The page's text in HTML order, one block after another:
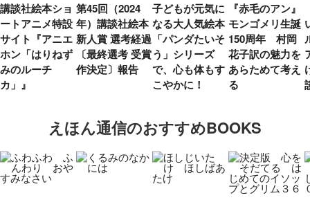
講談社絵本ショ
ートアニメ特設
サイト『アニエ
ホン「はりねず
みのルーチ
カ」』
第45回（2024
年）講談社絵本
新人賞 選考経過
〔最終選考 受賞
作決定〕報告
子どもが元気に
なる大人気絵本
「パンダたいそ
う」シリーズ
で、心も体もす
こやかに！
『赤毛のアン』
モンゴメリ生誕
150周年 村岡
花子訳の魅力を
あらためて考え
る
えほん通信のおすすめBOOKS